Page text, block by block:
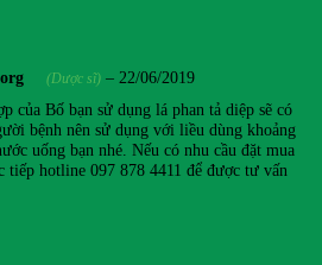
(Dược sĩ) – 22/06/2019
của Bố bạn sử dụng lá phan tả diệp sẽ có
bệnh nên sử dụng với liều dùng khoảng
uống bạn nhé. Nếu có nhu cầu đặt mua
tiếp hotline 097 878 4411 để được tư vấn